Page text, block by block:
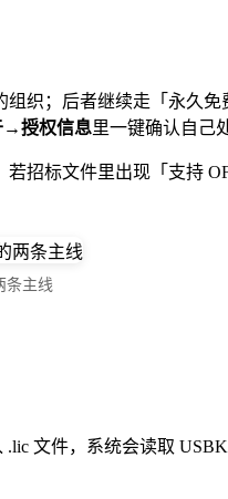
织；后者继续走「永久
授权信息里一键确认自己
招标文件里出现「支持
条主线
.lic 文件，系统会读取